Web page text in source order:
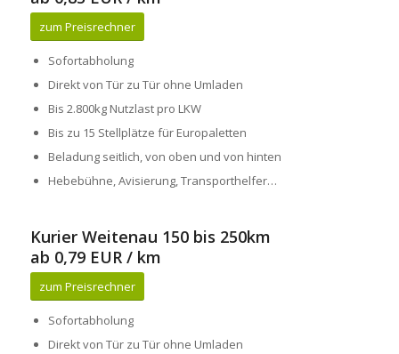
zum Preisrechner
Sofortabholung
Direkt von Tür zu Tür ohne Umladen
Bis 2.800kg Nutzlast pro LKW
Bis zu 15 Stellplätze für Europaletten
Beladung seitlich, von oben und von hinten
Hebebühne, Avisierung, Transporthelfer…
Kurier Weitenau 150 bis 250km
ab 0,79 EUR / km
zum Preisrechner
Sofortabholung
Direkt von Tür zu Tür ohne Umladen